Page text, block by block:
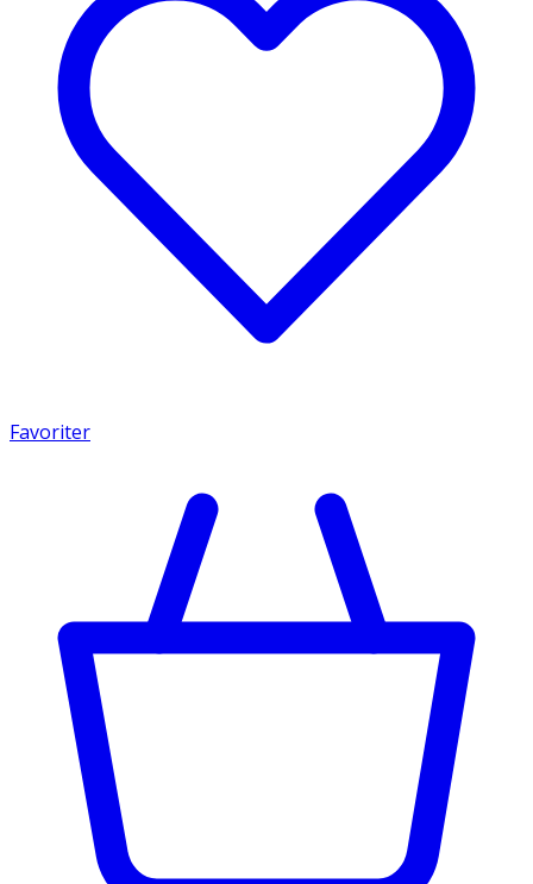
Favoriter